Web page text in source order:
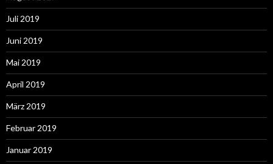
Juli 2019
Juni 2019
Mai 2019
April 2019
März 2019
Februar 2019
Januar 2019